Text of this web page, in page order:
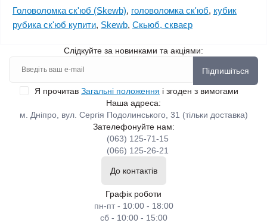
Головоломка ск'юб (Skewb), головоломка ск'юб, кубик
рубика ск'юб купити, Skewb, Cкьюб, скваєр
Слідкуйте за новинками та акціями:
Підпишіться
Я прочитав Загальні положення і згоден з вимогами
Наша адреса:
м. Дніпро, вул. Сергія Подолинського, 31 (тільки доставка)
Зателефонуйте нам:
(063) 125-71-15
(066) 125-26-21
До контактів
Графік роботи
пн-пт - 10:00 - 18:00
сб - 10:00 - 15:00